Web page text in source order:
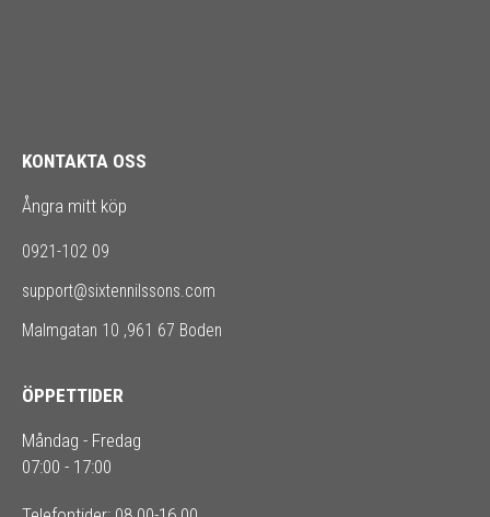
KONTAKTA OSS
Ångra mitt köp
0921-102 09
support@sixtennilssons.com
Malmgatan 10 ,961 67 Boden
ÖPPETTIDER
Måndag - Fredag
07:00 - 17:00